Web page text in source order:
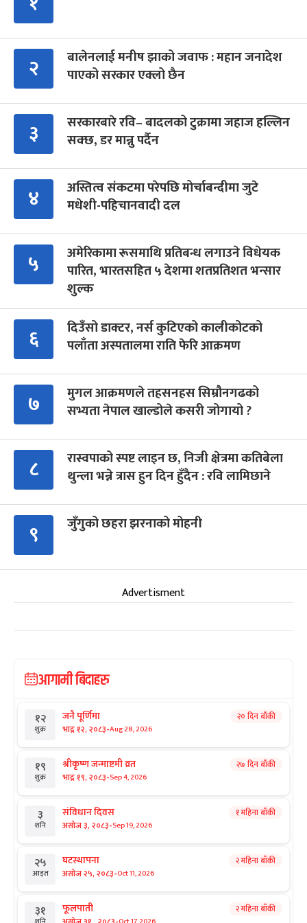
२
बालेनलाई मनीष झाको जवाफ : महान जनादेश
पाएको सरकार एक्लो छैन
३
सरकारबारे रवि– बादलको टुक्रामा जहाज हल्लिन
सक्छ, डर मान्नु पर्दैन
४
अस्तित्व संकटमा परेपछि मोर्चाबन्दीमा जुटे
मधेशी-पहिचानवादी दल
५
अमेरिकामा रूसमाथि प्रतिबन्ध लगाउने विधेयक
पारित, भारतसहित ५ देशमा शतप्रतिशत भन्सार
शुल्क
६
दिउँसो डाक्टर, नर्स कुटिएको कालीकोटको
पलाँता अस्पतालमा राति फेरि आक्रमण
७
मुगल आक्रमणले तहसनहस सिम्रौनगढको
सभ्यता नेपाल खाल्डोले कसरी जोगायो ?
८
रास्वपाको स्पष्ट लाइन छ, निजी क्षेत्रमा कतिबेला
थुन्ला भन्ने त्रास हुन दिन हुँदैन : रवि लामिछाने
९ जुँगुको छहरा झरनाको मोहनी
Advertisment
आगामी बिदाहरु
१२
शुक्र
जनै पूर्णिमा
भाद्र १२, २०८३-Aug 28, 2026
२० दिन बाँकी
१९
शुक्र
श्रीकृष्ण जन्माष्टमी व्रत
भाद्र १९, २०८३-Sep 4, 2026
२७ दिन बाँकी
३
शनि
संविधान दिवस
असोज ३, २०८३-Sep 19, 2026
१ महिना बाँकी
२५
आइत
घटस्थापना
असोज २५, २०८३-Oct 11, 2026
२ महिना बाँकी
३१ फूलपाती २ महिना बाँकी